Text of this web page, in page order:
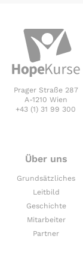
Prager Straße 287
A-1210 Wien
+43 (1) 31 99 300
Über uns
Grundsätzliches
Leitbild
Geschichte
Mitarbeiter
Partner